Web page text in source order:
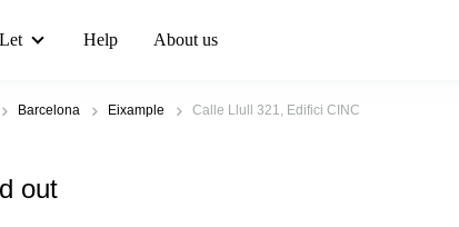
Help About us
Barcelona Eixample Calle Llull 321, Edifici CINC
out